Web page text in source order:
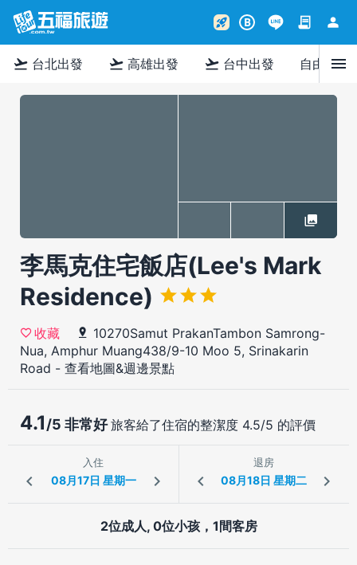
rocket_launch B contract person
flight_takeoff 台北出發 flight_takeoff 高雄出發 flight_takeoff 台中出發 自由行menu
李馬克住宅飯店(Lee's Mark
Residence)
收藏
10270Samut PrakanTambon Samrong-
Nua, Amphur Muang438/9-10 Moo 5, Srinakarin
Road - 查看地圖&週邊景點
4.1/5 非常好旅客給了住宿的整潔度 4.5/5 的評價
入住 退房
2位成人, 0位小孩，1間客房